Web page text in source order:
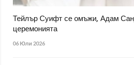
Тейлър Суифт се омъжи, Адам
церемонията
06 Юли 2026